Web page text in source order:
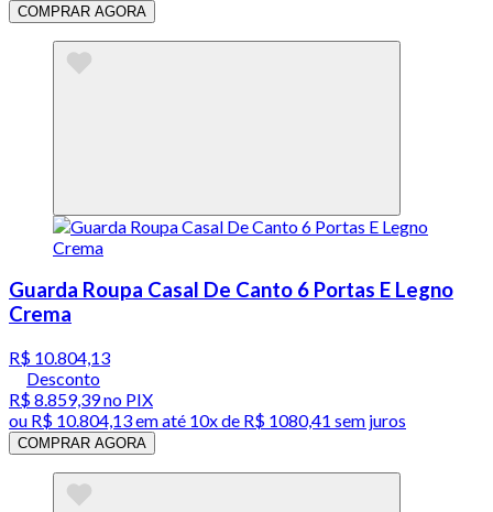
COMPRAR AGORA
Guarda Roupa Casal De Canto 6 Portas E Legno
Crema
R$ 10.804,13
Desconto
R$ 8.859,39no PIX
ou R$ 10.804,13em até 10x de R$ 1080,41 sem juros
COMPRAR AGORA